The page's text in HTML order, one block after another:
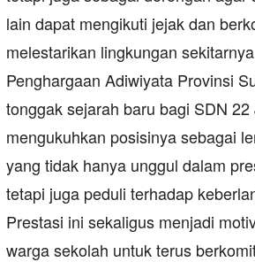
lain dapat mengikuti jejak dan
melestarikan lingkungan
Penghargaan Adiwiyata Provinsi
tonggak sejarah baru bagi SDN 22
mengukuhkan posisinya sebagai
yang tidak hanya unggul dalam
tetapi juga peduli terhadap
Prestasi ini sekaligus menjadi
warga sekolah untuk terus